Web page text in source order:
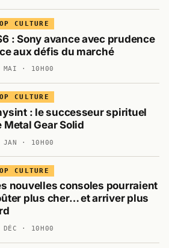
CULTURE
: Sony avance avec prudence
aux défis du marché
MAI · 10H00
CULTURE
: le successeur spirituel
Metal Gear Solid
JAN · 10H00
CULTURE
nouvelles consoles pourraient
plus cher… et arriver plus
DÉC · 10H00